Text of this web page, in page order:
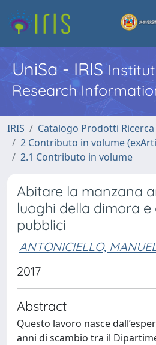
UniSa - IRIS
Research
IRIS
Catalogo Prodotti Ricerca
2 Contributo in volume
2.1 Contributo in volume
Abitare la manzana
luoghi della dimora e
pubblici
ANTONICIELLO,
2017
Abstract
Questo lavoro nasce
anni di scambio tra il